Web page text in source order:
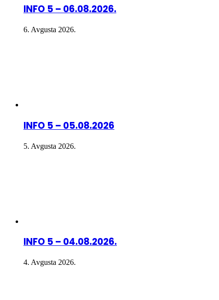
INFO 5 – 06.08.2026.
6. Avgusta 2026.
INFO 5 – 05.08.2026
5. Avgusta 2026.
INFO 5 – 04.08.2026.
4. Avgusta 2026.